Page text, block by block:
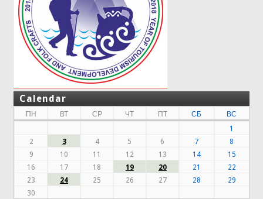
Calendar
ПН ВТ СР ЧТ ПТ СБ
ВС
1
2
3 4 5 6 7
8
9
10 11 12 13 14
15
16
17 18 19 20 21
22
23
24 25 26 27 28
29
30